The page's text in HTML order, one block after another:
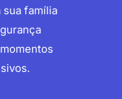
sua família